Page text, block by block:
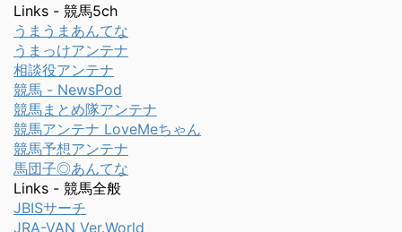
Links - 競馬5ch
うまうまあんてな
うまっけアンテナ
相談役アンテナ
競馬 - NewsPod
競馬まとめ隊アンテナ
競馬アンテナ LoveMeちゃん
競馬予想アンテナ
馬団子◎あんてな
Links - 競馬全般
JBISサーチ
JRA-VAN Ver.World